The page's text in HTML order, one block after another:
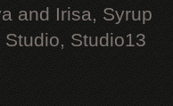
and Irisa, Syrup
Studio13